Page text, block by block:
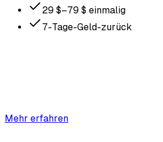
29 $–79 $ einmalig
7-Tage-Geld-zurück
Mehr erfahren